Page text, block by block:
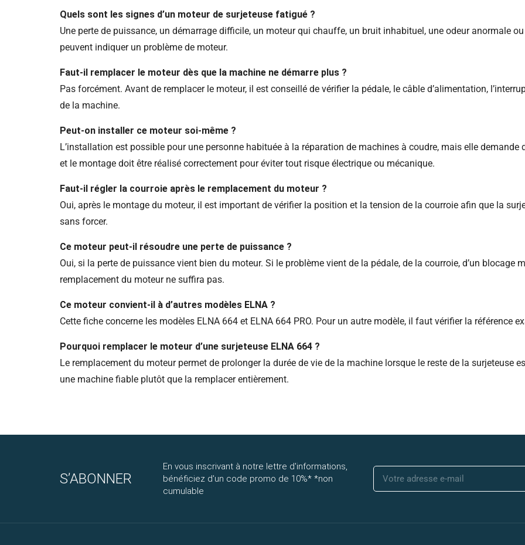
Quels sont les signes d’un moteur de surjeteuse fatigué ?
Une perte de puissance, un démarrage difficile, un moteur qui chauffe, un bruit inhabituel, une odeur anormale
peuvent indiquer un problème de moteur.
Faut-il remplacer le moteur dès que la machine ne démarre plus ?
Pas forcément. Avant de remplacer le moteur, il est conseillé de vérifier la pédale, le câble d’alimentation,
de la machine.
Peut-on installer ce moteur soi-même ?
L’installation est possible pour une personne habituée à la réparation de machines à coudre, mais elle
et le montage doit être réalisé correctement pour éviter tout risque électrique ou mécanique.
Faut-il régler la courroie après le remplacement du moteur ?
Oui, après le montage du moteur, il est important de vérifier la position et la tension de la courroie afin que la
sans forcer.
Ce moteur peut-il résoudre une perte de puissance ?
Oui, si la perte de puissance vient bien du moteur. Si le problème vient de la pédale, de la courroie, d’un blocage
remplacement du moteur ne suffira pas.
Ce moteur convient-il à d’autres modèles ELNA ?
Cette fiche concerne les modèles ELNA 664 et ELNA 664 PRO. Pour un autre modèle, il faut vérifier la référence
Pourquoi remplacer le moteur d’une surjeteuse ELNA 664 ?
Le remplacement du moteur permet de prolonger la durée de vie de la machine lorsque le reste de la surjeteuse
une machine fiable plutôt que la remplacer entièrement.
S’ABONNER
En vous inscrivant à notre lettre d'informations,
bénéficiez d'un code promo de 10%* *non
cumulable